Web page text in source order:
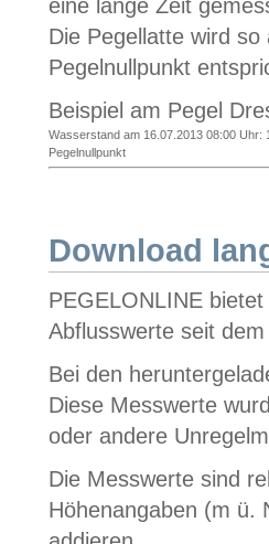
eine lange Zeit
Die Pegellatte wird
Pegelnullpunkt
Beispiel am Pegel
Wasserstand am 16.07.2013 08:00 Uhr:
Pegelnullpunkt
Download
PEGELONLINE
Abflusswerte seit
Bei den
Diese Messwerte
oder andere
Die Messwerte sind
Höhenangaben (m ü.